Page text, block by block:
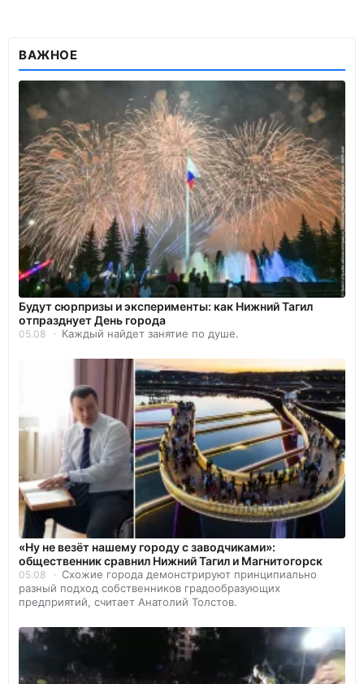
ВАЖНОЕ
Будут сюрпризы и эксперименты: как Нижний Тагил
отпразднует День города
05.08 Каждый найдет занятие по душе.
«Ну не везёт нашему городу с заводчиками»:
общественник сравнил Нижний Тагил и Магнитогорск
05.08
Схожие города демонстрируют принципиально
разный подход собственников градообразующих
предприятий, считает Анатолий Толстов.